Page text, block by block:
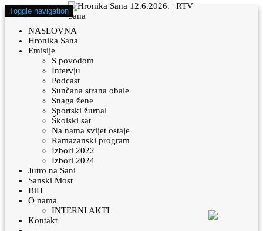
Toggle navigation
NASLOVNA
Hronika Sana
Emisije
S povodom
Intervju
Podcast
Sunčana strana obale
Snaga žene
Sportski žurnal
Školski sat
Na nama svijet ostaje
Ramazanski program
Izbori 2022
Izbori 2024
Jutro na Sani
Sanski Most
BiH
O nama
INTERNI AKTI
Kontakt